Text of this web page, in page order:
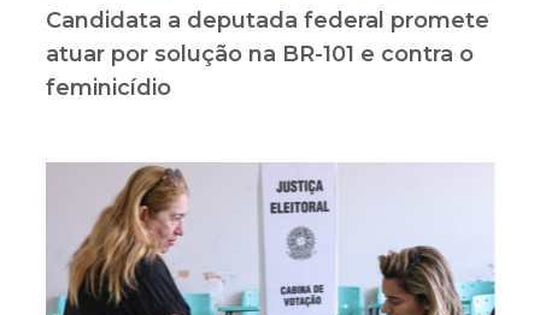
Candidata a deputada federal promete
atuar por solução na BR-101 e contra o
feminicídio